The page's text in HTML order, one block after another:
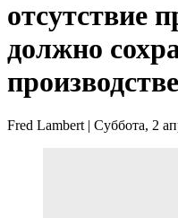
отсутствие
должно
производстве
Fred Lambert| Суббота, 2